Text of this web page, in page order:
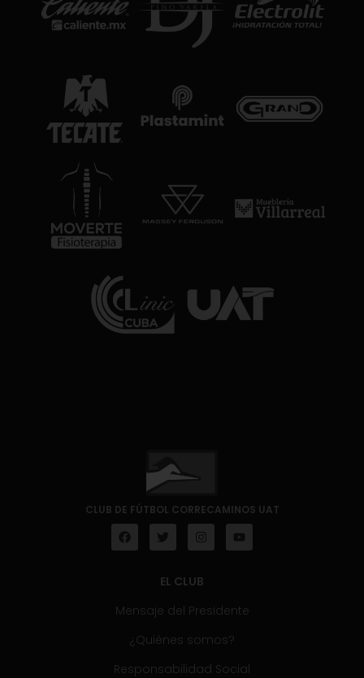
CLUB DE FÚTBOL CORRECAMINOS UAT
EL CLUB
Mensaje del Presidente
¿Quiénes somos?
Responsabilidad Social